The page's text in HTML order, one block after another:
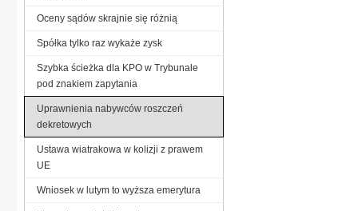
Oceny sądów skrajnie się różnią
Spółka tylko raz wykaże zysk
Szybka ścieżka dla KPO w Trybunale
pod znakiem zapytania
Uprawnienia nabywców roszczeń
dekretowych
Ustawa wiatrakowa w kolizji z prawem
UE
Wniosek w lutym to wyższa emerytura